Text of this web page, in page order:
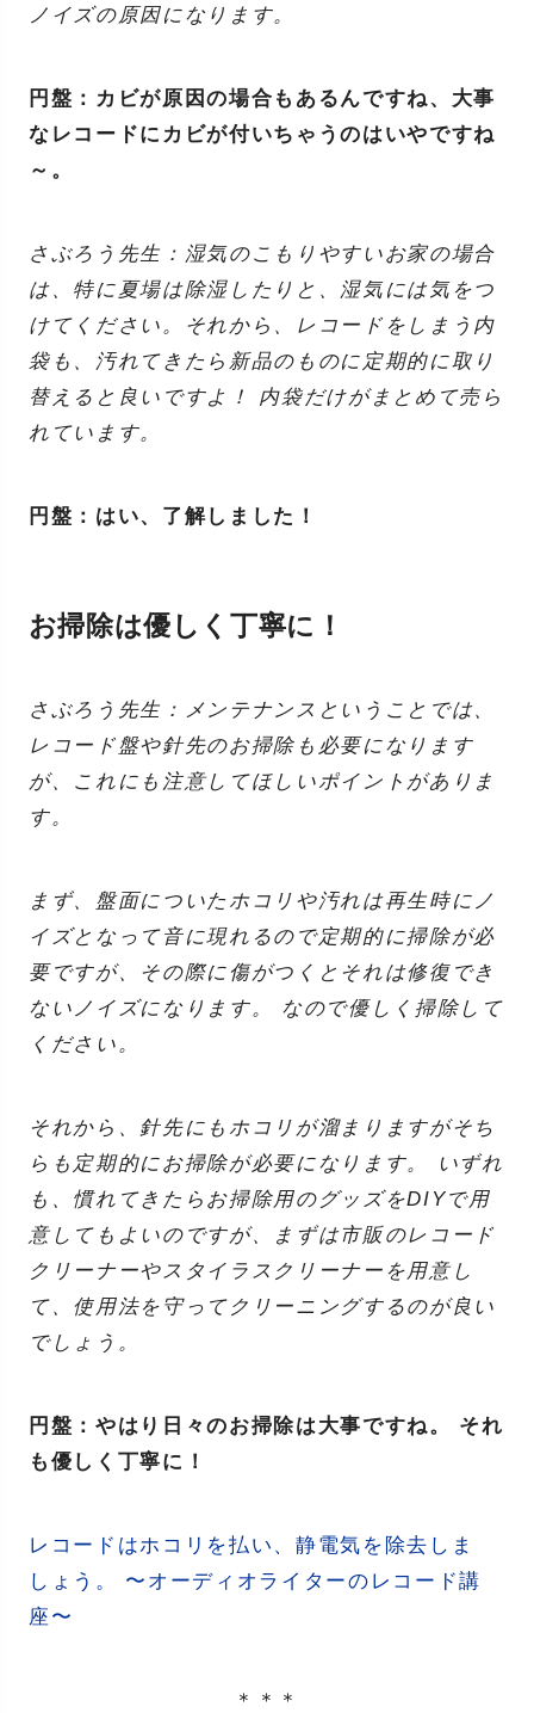
ノイズの原因になります。
円盤：カビが原因の場合もあるんですね、大事
なレコードにカビが付いちゃうのはいやですね
～。
さぶろう先生：湿気のこもりやすいお家の場合
は、特に夏場は除湿したりと、湿気には気をつ
けてください。それから、レコードをしまう内
袋も、汚れてきたら新品のものに定期的に取り
替えると良いですよ！ 内袋だけがまとめて売ら
れています。
円盤：はい、了解しました！
お掃除は優しく丁寧に！
さぶろう先生：メンテナンスということでは、
レコード盤や針先のお掃除も必要になります
が、これにも注意してほしいポイントがありま
す。
まず、盤面についたホコリや汚れは再生時にノ
イズとなって音に現れるので定期的に掃除が必
要ですが、その際に傷がつくとそれは修復でき
ないノイズになります。 なので優しく掃除して
ください。
それから、針先にもホコリが溜まりますがそち
らも定期的にお掃除が必要になります。 いずれ
も、慣れてきたらお掃除用のグッズをDIYで用
意してもよいのですが、まずは市販のレコード
クリーナーやスタイラスクリーナーを用意し
て、使用法を守ってクリーニングするのが良い
でしょう。
円盤：やはり日々のお掃除は大事ですね。 それ
も優しく丁寧に！
レコードはホコリを払い、静電気を除去しま
しょう。 〜オーディオライターのレコード講
座〜
＊＊＊